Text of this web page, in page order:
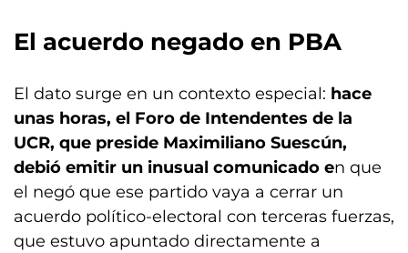
El acuerdo negado en PBA
El dato surge en un contexto especial: hace
unas horas, el Foro de Intendentes de la
UCR, que preside Maximiliano Suescún,
debió emitir un inusual comunicado en que
el negó que ese partido vaya a cerrar un
acuerdo político-electoral con terceras fuerzas,
que estuvo apuntado directamente a